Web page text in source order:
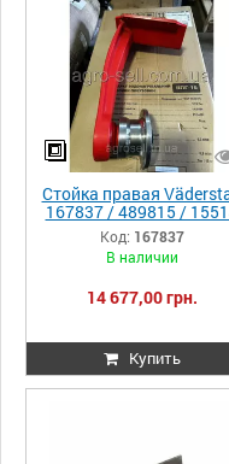
Стойка правая
167837 / 489815 /
Код: 167837
В наличии
14 677,00 грн.
Купить